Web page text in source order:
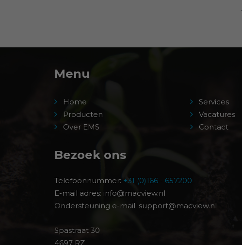
Menu
Home
Producten
Over EMS
Services
Vacatures
Contact
Bezoek ons
Telefoonnummer: +31 (0)166 - 657200
E-mail adres: info@macview.nl
Ondersteuning e-mail: support@macview.nl
Spastraat 30
4697 RZ